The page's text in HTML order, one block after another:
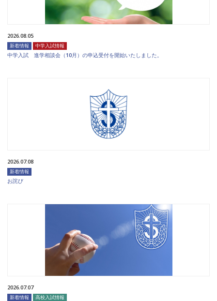
2026.08.05
新着情報 中学入試情報
中学入試 進学相談会（10月）の申込受付を開始いたしました。
2026.07.08
新着情報
お詫び
2026.07.07
新着情報 高校入試情報